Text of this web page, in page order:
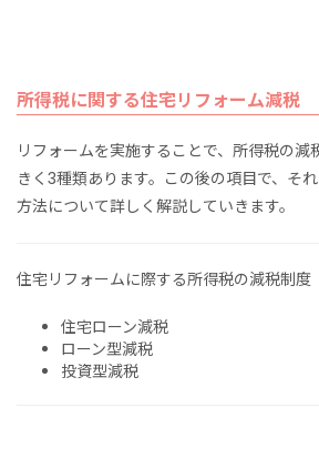
所得税に関する住宅リフォーム減税
リフォームを実施することで、所得税の減
きく3種類あります。この後の項目で、そ
方法について詳しく解説していきます。
住宅リフォームに際する所得税の減税制度
住宅ローン減税
ローン型減税
投資型減税